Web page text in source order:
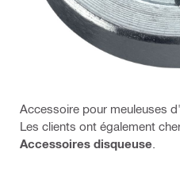
Accessoire pour meuleuses
Les clients ont également
Accessoires disqueuse